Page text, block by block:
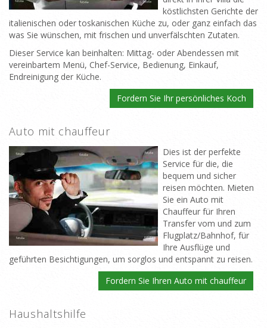
köstlichsten Gerichte der
italienischen oder toskanischen Küche zu, oder ganz einfach das
was Sie wünschen, mit frischen und unverfälschten Zutaten.
Dieser Service kan beinhalten: Mittag- oder Abendessen mit
vereinbartem Menü, Chef-Service, Bedienung, Einkauf,
Endreinigung der Küche.
Fordern Sie Ihr persönliches Koch
Auto mit chauffeur
Dies ist der perfekte
Service für die, die
bequem und sicher
reisen möchten. Mieten
Sie ein Auto mit
Chauffeur für Ihren
Transfer vom und zum
Flugplatz/Bahnhof, für
Ihre Ausflüge und
geführten Besichtigungen, um sorglos und entspannt zu reisen.
Fordern Sie Ihren Auto mit chauffeur
Haushaltshilfe